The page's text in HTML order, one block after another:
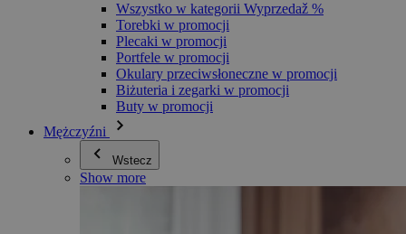
Wszystko w kategorii Wyprzedaž %
Torebki w promocji
Plecaki w promocji
Portfele w promocji
Okulary przeciwsłoneczne w promocji
Biżuteria i zegarki w promocji
Buty w promocji
Mężczyźni
Wstecz
Show more